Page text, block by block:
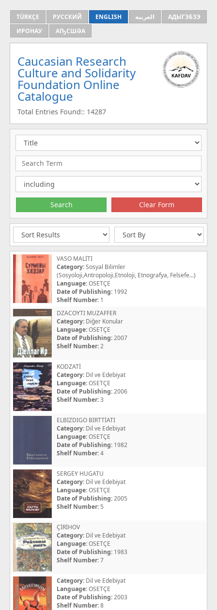
TÜRKÇE РУССКИЙ ENGLISH العربية
АДЫГЭБЗЭ
ИРОНАУ
АҦСШӘА
Caucasian Research
Culture and Solidarity
Foundation Online
Catalogue
Total Entries Found:: 14287
VASO MALİTI
Category:Sosyal Bilimler
(Sosyoloji,Antropoloji,Etnoloji, Etnografya, Felsefe...)
Language:OSETÇE
Date of Publishing: 1992
Shelf Number: 1
DZACOYTI MUZAFFER
Category: Diğer Konular
Language:OSETÇE
Date of Publishing:2007
Shelf Number:2
KODZATİ
Category: Dil ve Edebiyat
Language:OSETÇE
Date of Publishing:2006
Shelf Number:3
ELBIZDIGO BIRTTİATI
Category: Dil ve Edebiyat
Language:OSETÇE
Date of Publishing: 1982
Shelf Number:4
SERGEY HUGATU
Category: Dil ve Edebiyat
Language:OSETÇE
Date of Publishing:2005
Shelf Number: 5
ÇİRİHOV
Category: Dil ve Edebiyat
Language:OSETÇE
Date of Publishing: 1983
Shelf Number:7
Category: Dil ve Edebiyat
Language:OSETÇE
Date of Publishing:2003
Shelf Number:8